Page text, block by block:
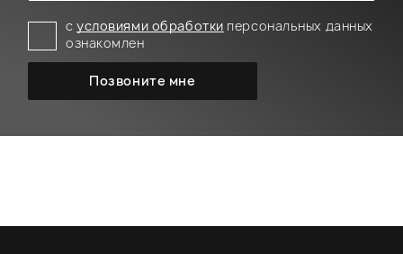
сусловиями обработки персональных данных
ознакомлен